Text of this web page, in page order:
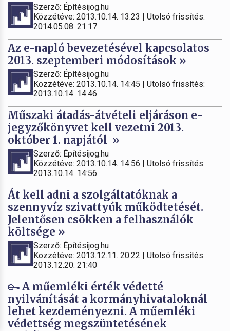
Szerző: Építésijog.hu
Közzétéve: 2013.10.14. 13:23 | Utolsó frissítés:
2014.05.08. 21:17
Az e-napló bevezetésével kapcsolatos
2013. szeptemberi módosítások »
Szerző: Építésijog.hu
Közzétéve: 2013.10.14. 14:45 | Utolsó frissítés:
2013.10.14. 14:46
Műszaki átadás-átvételi eljáráson e-
jegyzőkönyvet kell vezetni 2013.
október 1. napjától »
Szerző: Építésijog.hu
Közzétéve: 2013.10.14. 14:56 | Utolsó frissítés:
2013.10.14. 14:56
Át kell adni a szolgáltatóknak a
szennyvíz szivattyúk működtetését.
Jelentősen csökken a felhasználók
költsége »
Szerző: Építésijog.hu
Közzétéve: 2013.12.11. 20:22 | Utolsó frissítés:
2013.12.20. 21:40
A műemléki érték védetté
nyilvánítását a kormányhivataloknál
lehet kezdeményezni. A műemléki
védettség megszüntetésének